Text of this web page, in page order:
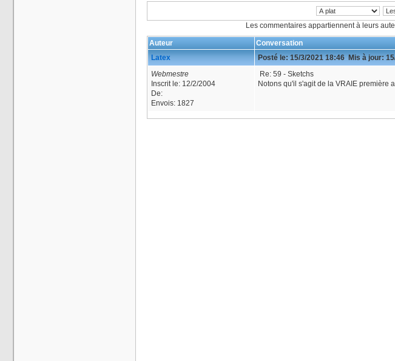
Les commentaires appartiennent à leurs
Auteur
Conversation
Latex
Posté le: 15/3/2021 18:46 Mis à jour:
Webmestre
Inscrit le: 12/2/2004
De:
Envois: 1827
Re: 59 - Sketchs
Notons qu'il s'agit de la VRAIE première